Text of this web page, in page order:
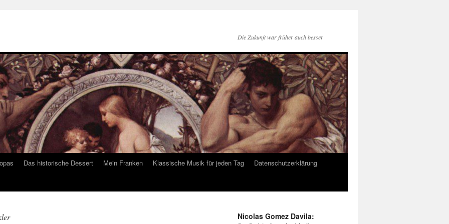
Die Zukunft war früher auch besser
Das historische Dessert Mein Franken Klassische Musik für jeden Tag
Datenschutzerklärung
Nicolas Gomez Davila: